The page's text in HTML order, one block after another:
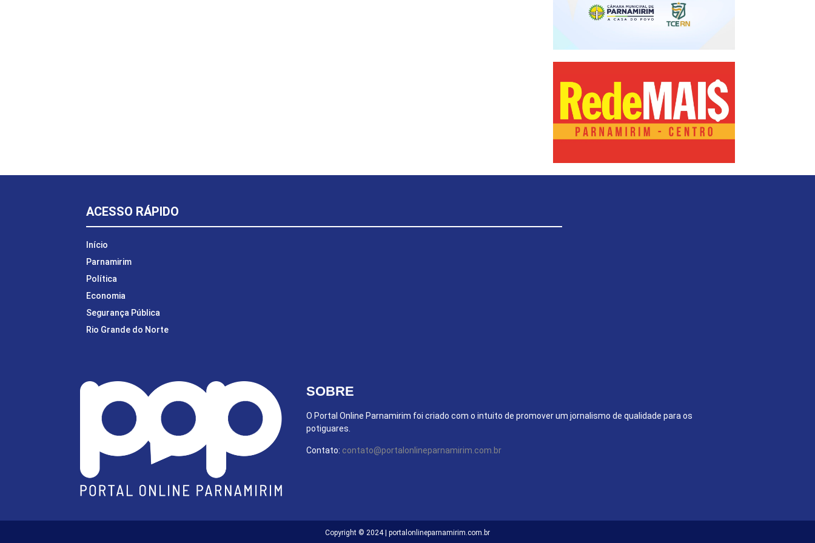
ACESSO RÁPIDO
Início
Parnamirim
Política
Economia
Segurança Pública
Rio Grande do Norte
SOBRE
O Portal Online Parnamirim foi criado com o intuito de promover um jornalismo de qualidade para os
potiguares.
Contato: contato@portalonlineparnamirim.com.br
Copyright © 2024 | portalonlineparnamirim.com.br